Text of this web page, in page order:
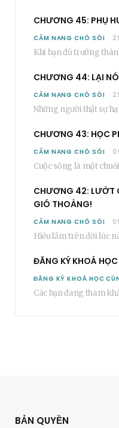
CHƯƠNG 45: PHỤ
CẨM NANG CHÓ SÓI
CHƯƠNG 44: LẠI
CẨM NANG CHÓ SÓI
CHƯƠNG 43: HỌC
CẨM NANG CHÓ SÓI
CHƯƠNG 42: LƯỚT
GIÓ THOẢNG!
CẨM NANG CHÓ SÓI
ĐĂNG KÝ KHOÁ
ĐĂNG KÝ KHOÁ HỌC
BẢN QUYỀN